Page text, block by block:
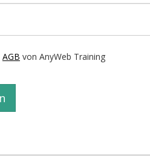
AGB von AnyWeb Training